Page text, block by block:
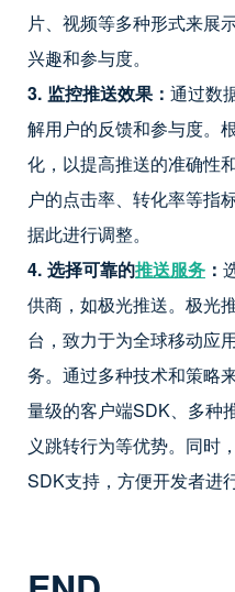
片、视频等多种形式来展
兴趣和参与度。
3. 监控推送效果： 通过数
解用户的反馈和参与度。
化，以提高推送的准确性
户的点击率、转化率等指
据此进行调整。
4. 选择可靠的推送服务 ：
供商，如极光推送。极光
台，致力于为全球移动应
务。通过多种技术和策略
量级的客户端SDK、多种
义跳转行为等优势。同时
SDK支持，方便开发者进